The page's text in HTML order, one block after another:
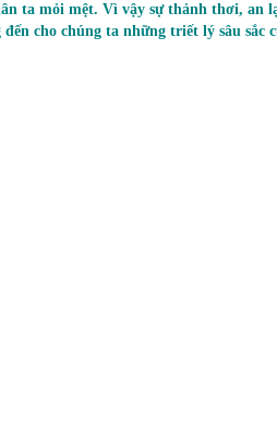
ta mỏi mệt. Vì vậy sự thảnh thơi, an
cho chúng ta những triết lý sâu sắc